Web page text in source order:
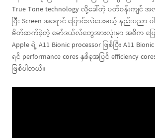
True Tone technology လို့ခေါ်တဲ့ ပတ်ဝန်းကျင်
ပြီး Screen အရောင် ပြောင်းလဲပေးမယ့် နည်းပညာ
မိတ်ဆက်ခဲ့တဲ့ မော်ဒယ်လ်တွေအားလုံးမှာ အဓိက ပြ
Apple ရဲ့ A11 Bionic processor ဖြစ်ပြီး A11
ရင် performance cores နှစ်ခုအပြင် efficiency
ဖြစ်ပါတယ်။